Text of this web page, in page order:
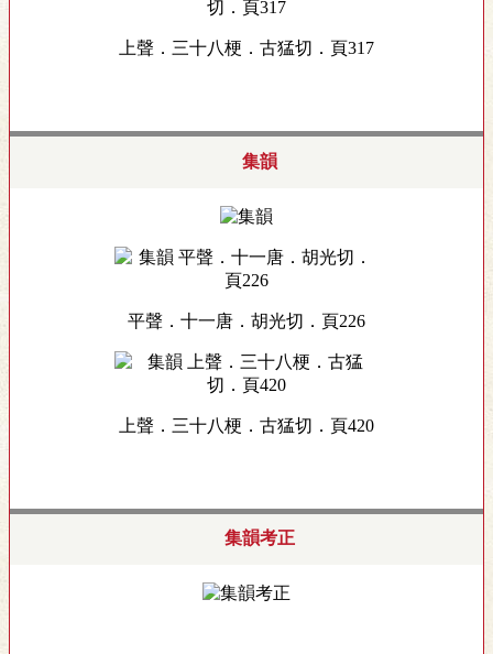
上聲．三十八梗．古猛切．頁317
集韻
平聲．十一唐．胡光切．頁226
上聲．三十八梗．古猛切．頁420
集韻考正